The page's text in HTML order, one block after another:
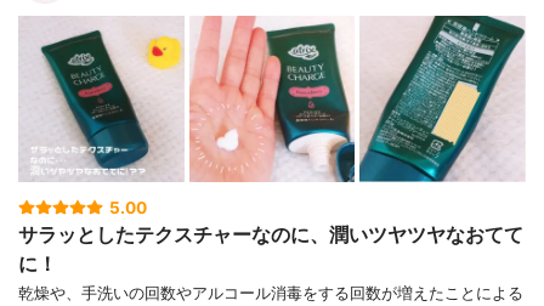
5.00
サラッとしたテクスチャーなのに、潤いツヤツヤなおてて
に！
乾燥や、手洗いの回数やアルコール消毒をする回数が増えたことによる